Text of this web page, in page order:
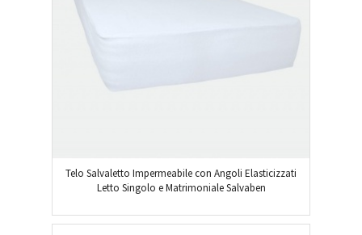
Telo Salvaletto Impermeabile con Angoli Elasticizzati
Letto Singolo e Matrimoniale Salvaben